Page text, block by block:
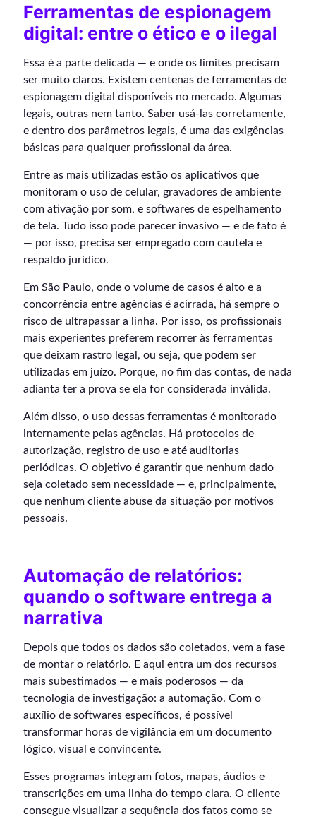
Ferramentas de espionagem
digital: entre o ético e o ilegal
Essa é a parte delicada — e onde os limites precisam
ser muito claros. Existem centenas de ferramentas de
espionagem digital disponíveis no mercado. Algumas
legais, outras nem tanto. Saber usá-las corretamente,
e dentro dos parâmetros legais, é uma das exigências
básicas para qualquer profissional da área.
Entre as mais utilizadas estão os aplicativos que
monitoram o uso de celular, gravadores de ambiente
com ativação por som, e softwares de espelhamento
de tela. Tudo isso pode parecer invasivo — e de fato é
— por isso, precisa ser empregado com cautela e
respaldo jurídico.
Em São Paulo, onde o volume de casos é alto e a
concorrência entre agências é acirrada, há sempre o
risco de ultrapassar a linha. Por isso, os profissionais
mais experientes preferem recorrer às ferramentas
que deixam rastro legal, ou seja, que podem ser
utilizadas em juízo. Porque, no fim das contas, de nada
adianta ter a prova se ela for considerada inválida.
Além disso, o uso dessas ferramentas é monitorado
internamente pelas agências. Há protocolos de
autorização, registro de uso e até auditorias
periódicas. O objetivo é garantir que nenhum dado
seja coletado sem necessidade — e, principalmente,
que nenhum cliente abuse da situação por motivos
pessoais.
Automação de relatórios:
quando o software entrega a
narrativa
Depois que todos os dados são coletados, vem a fase
de montar o relatório. E aqui entra um dos recursos
mais subestimados — e mais poderosos — da
tecnologia de investigação: a automação. Com o
auxílio de softwares específicos, é possível
transformar horas de vigilância em um documento
lógico, visual e convincente.
Esses programas integram fotos, mapas, áudios e
transcrições em uma linha do tempo clara. O cliente
consegue visualizar a sequência dos fatos como se